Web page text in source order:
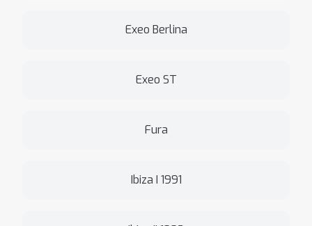
Exeo Berlina
Exeo ST
Fura
Ibiza I 1991